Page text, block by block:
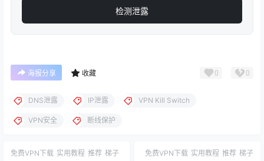
检测泄露
海报分享 收藏 0 0
DNS泄露 IP泄露 VPN Kill Switch
VPN安全 断线保护
免费VPN下载 实用教程 推荐 梯子 免费VPN下载 实用教程 推荐 梯子